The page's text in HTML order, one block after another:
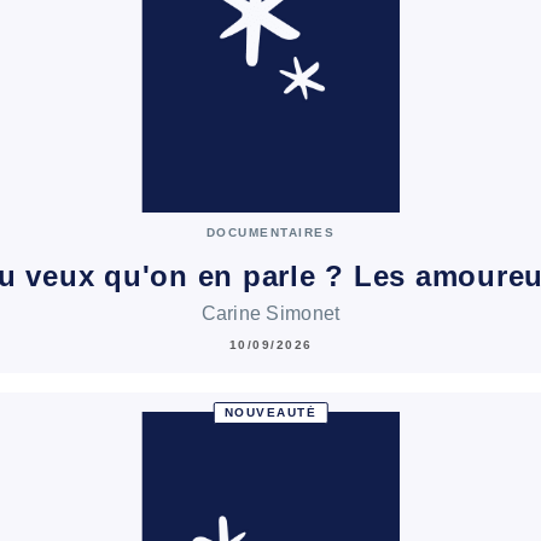
DOCUMENTAIRES
veux qu'on en parle ? Les
Carine Simonet
10/09/2026
NOUVEAUTÉ